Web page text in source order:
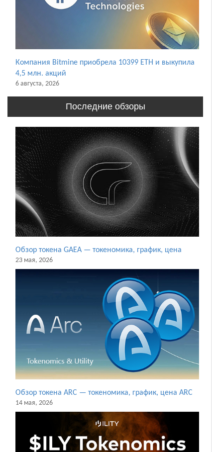
Компания Bitmine приобрела 10399 ETH и выкупила
4,5 млн. акций
6 августа, 2026
Последние обзоры
Обзор токена GAEA — токеномика, график, цена
23 мая, 2026
Обзор токена ARC — токеномика, график, цена ARC
14 мая, 2026